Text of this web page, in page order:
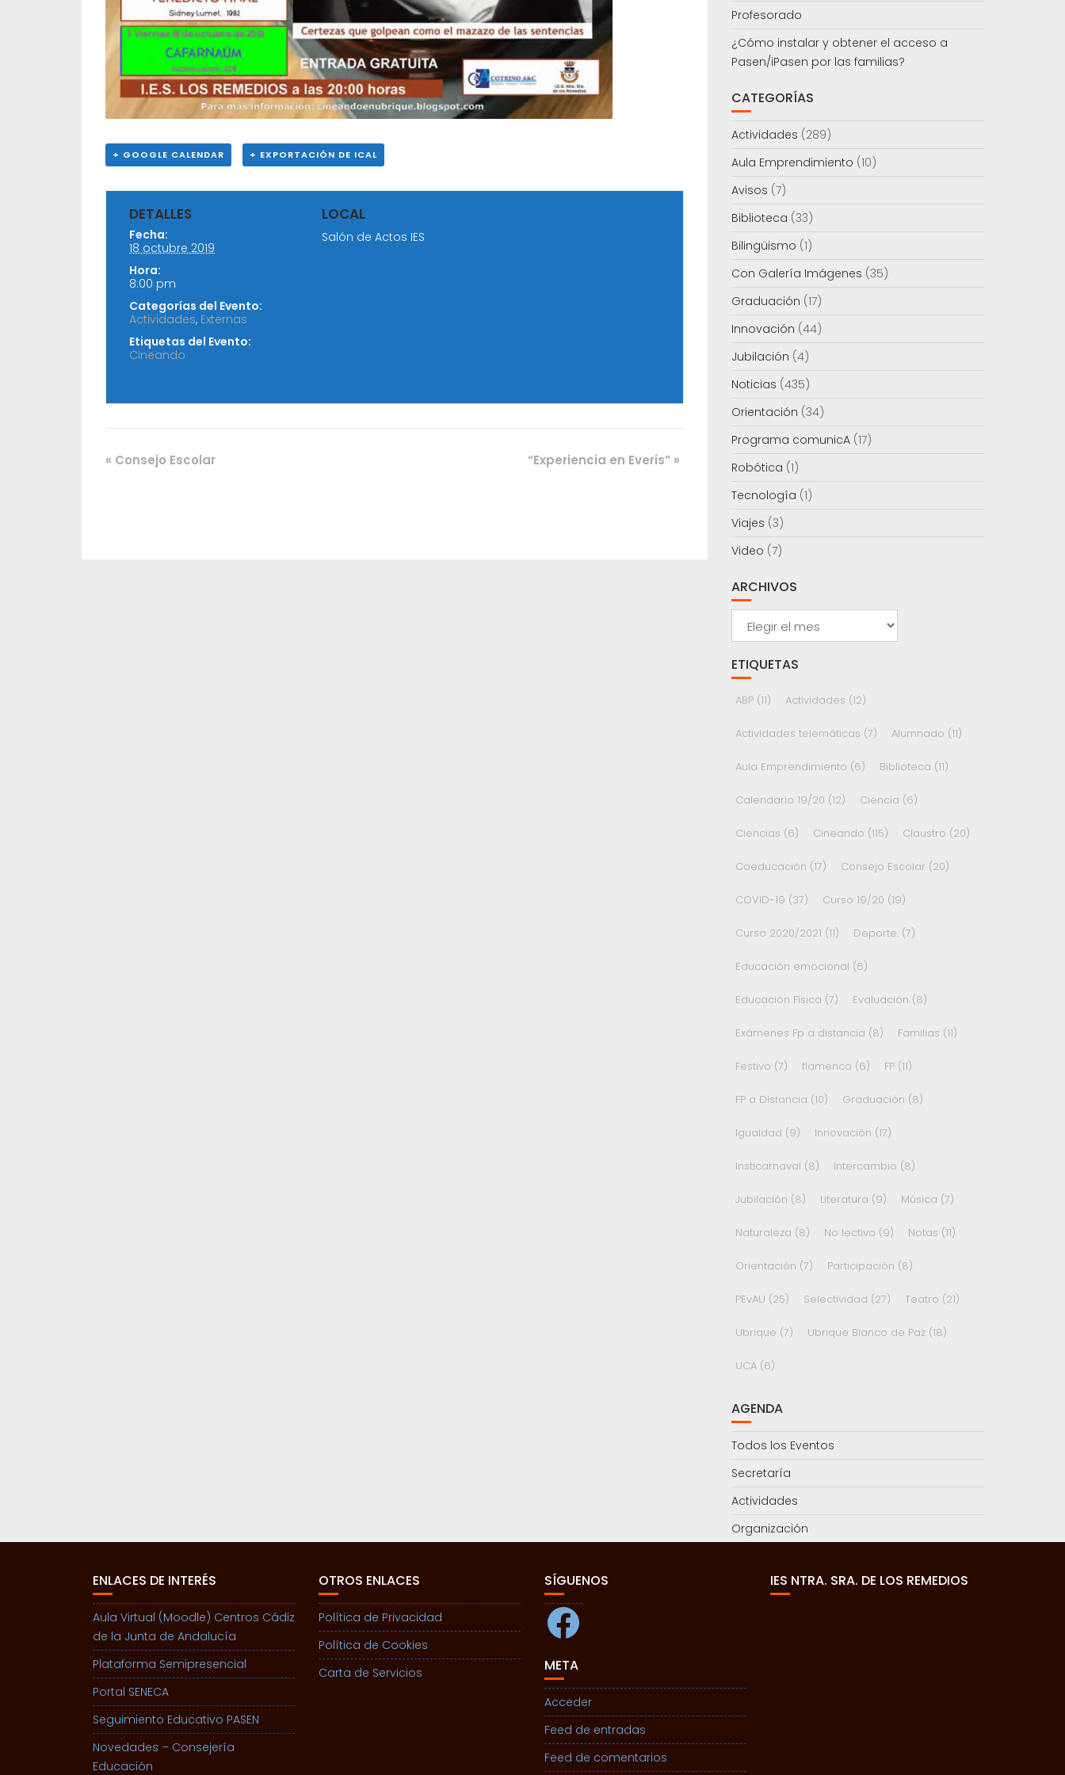
+ GOOGLE CALENDAR + EXPORTACIÓN DE ICAL
DETALLES
Fecha:
18 octubre 2019
Hora:
8:00 pm
Categorías del Evento:
Actividades, Externas
Etiquetas del Evento:
Cineando
LOCAL
Salón de Actos IES
« Consejo Escolar “Experiencia en Everis” »
Profesorado
¿Cómo instalar y obtener el acceso a
Pasen/iPasen por las familias?
CATEGORÍAS
Actividades (289)
Aula Emprendimiento (10)
Avisos (7)
Biblioteca (33)
Bilingüismo (1)
Con Galería Imágenes (35)
Graduación (17)
Innovación (44)
Jubilación (4)
Noticias (435)
Orientación (34)
Programa comunicA(17)
Robótica (1)
Tecnología (1)
Viajes (3)
Video (7)
ARCHIVOS
Archivos
ETIQUETAS
ABP(11) Actividades (12)
Actividades telemáticas (7) Alumnado (11)
Aula Emprendimiento (6) Biblioteca (11)
Calendario 19/20 (12) Ciencia (6)
Ciencias (6) Cineando (115) Claustro (20)
Coeducación (17) Consejo Escolar (20)
COVID-19 (37) Curso 19/20 (19)
Curso 2020/2021 (11) Deporte.(7)
Educación emocional (6)
Educación Física (7) Evaluación (8)
Exámenes Fp a distancia (8) Familias (11)
Festivo (7) flamenco (6) FP(11)
FP a Distancia (10) Graduación (8)
Igualdad (9) Innovación (17)
Insticarnaval (8) Intercambio (8)
Jubilación (8) Literatura (9) Música (7)
Naturaleza (8) No lectivo (9) Notas (11)
Orientación (7) Participación (8)
PEvAU (25) Selectividad (27) Teatro (21)
Ubrique (7) Ubrique Blanco de Paz(18)
UCA(6)
AGENDA
Todos los Eventos
Secretaría
Actividades
Organización
ENLACES DE INTERÉS
Aula Virtual (Moodle) Centros Cádiz
de la Junta de Andalucía
Plataforma Semipresencial
Portal SENECA
Seguimiento Educativo PASEN
Novedades – Consejería
Educación
OTROS ENLACES
Política de Privacidad
Política de Cookies
Carta de Servicios
SÍGUENOS
Facebook
META
Acceder
Feed de entradas
Feed de comentarios
IES NTRA. SRA. DE LOS REMEDIOS